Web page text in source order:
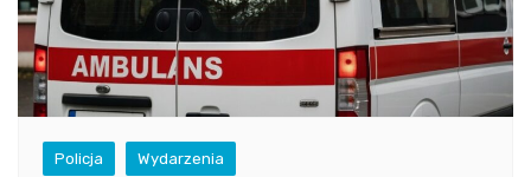
Policja Wydarzenia